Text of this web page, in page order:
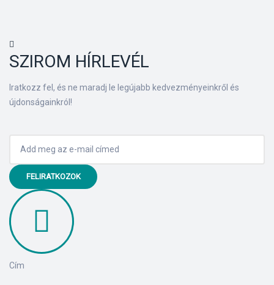
SZIROM HÍRLEVÉL
Iratkozz fel, és ne maradj le legújabb kedvezményeinkről és
újdonságainkról!
FELIRATKOZOK
Cím